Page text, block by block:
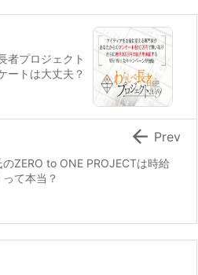
者プロジェクト
ートは大丈夫？
ZERO to ONE PROJECTは時給
って本当？
 Prev